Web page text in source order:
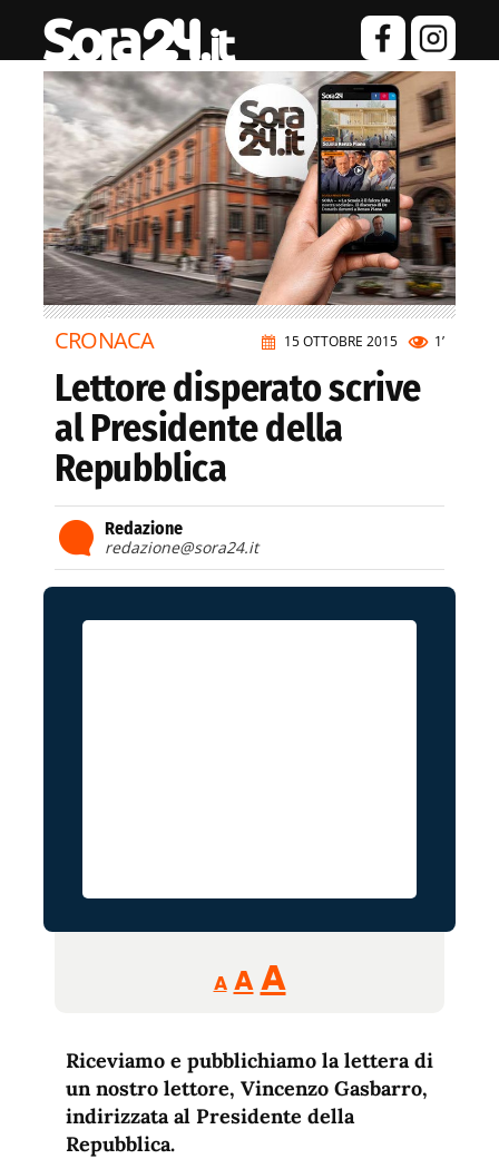
15 OTTOBRE 2015 1’
CRONACA
Lettore disperato scrive
al Presidente della
Repubblica
Redazione
redazione@sora24.it
A
Reducir
tamaño
A Restablecer
de
fuente
AAumentar
de
fuente.
Riceviamo e pubblichiamo la lettera di
un nostro lettore, Vincenzo Gasbarro,
indirizzata al Presidente della
Repubblica.